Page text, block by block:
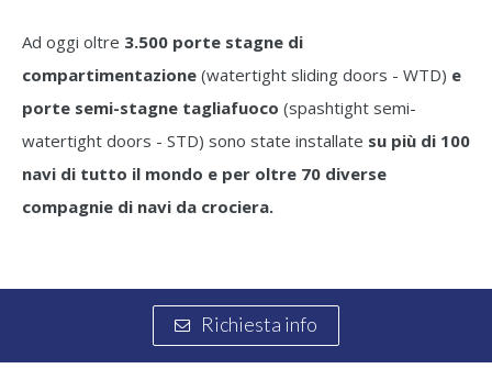
Ad oggi oltre 3.500 porte stagne di
compartimentazione (watertight sliding doors - WTD) e
porte semi-stagne tagliafuoco (spashtight semi-
watertight doors - STD) sono state installate su più di 100
navi di tutto il mondo e per oltre 70 diverse
compagnie di navi da crociera.
Richiesta info